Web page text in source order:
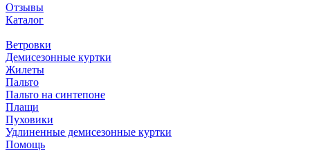
Отзывы
Каталог
Ветровки
Демисезонные куртки
Жилеты
Пальто
Пальто на синтепоне
Плащи
Пуховики
Удлиненные демисезонные куртки
Помощь